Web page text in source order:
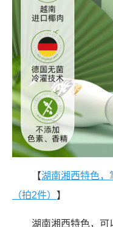
【湖南湘西特色，
（拍2件） 】
湖南湘西特色，可